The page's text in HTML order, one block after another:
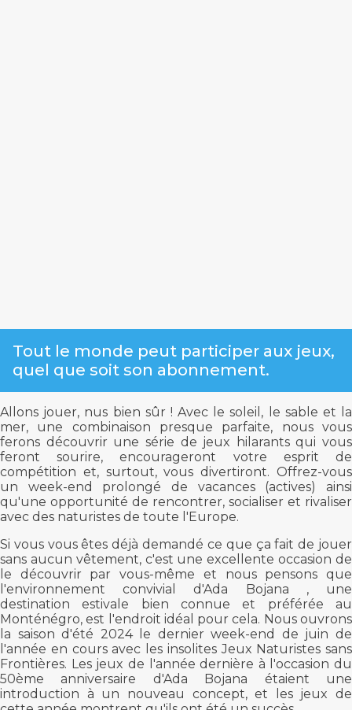
Tout le monde peut participer aux jeux,
quel que soit son abonnement.
Allons jouer, nus bien sûr ! Avec le soleil, le sable et la
mer, une combinaison presque parfaite, nous vous
ferons découvrir une série de jeux hilarants qui vous
feront sourire, encourageront votre esprit de
compétition et, surtout, vous divertiront. Offrez-vous
un week-end prolongé de vacances (actives) ainsi
qu'une opportunité de rencontrer, socialiser et rivaliser
avec des naturistes de toute l'Europe.
Si vous vous êtes déjà demandé ce que ça fait de jouer
sans aucun vêtement, c'est une excellente occasion de
le découvrir par vous-même et nous pensons que
l'environnement convivial d'Ada Bojana , une
destination estivale bien connue et préférée au
Monténégro, est l'endroit idéal pour cela. Nous ouvrons
la saison d'été 2024 le dernier week-end de juin de
l'année en cours avec les insolites Jeux Naturistes sans
Frontières. Les jeux de l'année dernière à l'occasion du
50ème anniversaire d'Ada Bojana étaient une
introduction à un nouveau concept, et les jeux de